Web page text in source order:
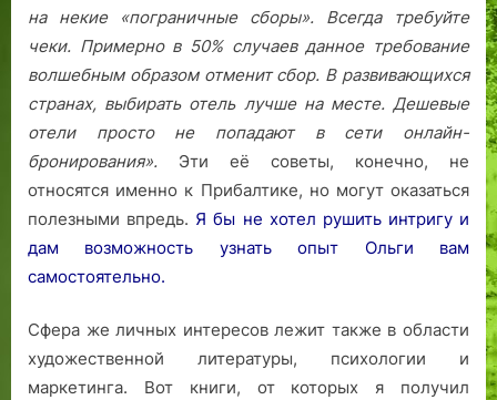
на некие «пограничные сборы». Всегда требуйте
чеки. Примерно в 50% случаев данное требование
волшебным образом отменит сбор. В развивающихся
странах, выбирать отель лучше на месте. Дешевые
отели просто не попадают в сети онлайн-
бронирования». Эти её советы, конечно, не
относятся именно к Прибалтике, но могут оказаться
полезными впредь. Я бы не хотел рушить интригу и
дам возможность узнать опыт Ольги вам
самостоятельно.
Сфера же личных интересов лежит также в области
художественной литературы, психологии и
маркетинга. Вот книги, от которых я получил